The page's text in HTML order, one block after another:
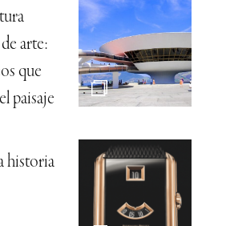
arte:
que
paisaje
historia